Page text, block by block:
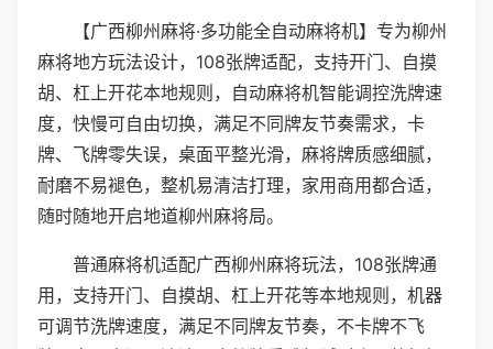
【广西柳州麻将·多功能全自动麻将机】专为柳州
麻将地方玩法设计，108张牌适配，支持开门、自摸
胡、杠上开花本地规则，自动麻将机智能调控洗牌速
度，快慢可自由切换，满足不同牌友节奏需求，卡
牌、飞牌零失误，桌面平整光滑，麻将牌质感细腻，
耐磨不易褪色，整机易清洁打理，家用商用都合适，
随时随地开启地道柳州麻将局。
普通麻将机适配广西柳州麻将玩法，108张牌通
用，支持开门、自摸胡、杠上开花等本地规则，机器
可调节洗牌速度，满足不同牌友节奏，不卡牌不飞